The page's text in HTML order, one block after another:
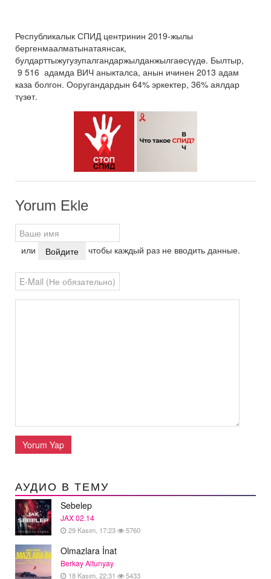
Республикалык СПИД центринин 2019-жылы
бергенмаалматынатаянсак,
булдарттыжугузупалгандаржылданжылгаөсүүдө. Былтыр,
9 516 адамда ВИЧ аныкталса, анын ичинен 2013 адам
каза болгон. Ооругандардын 64% эркектер, 36% аялдар
түзөт.
Yorum Ekle
или Войдите чтобы каждый раз не вводить данные.
Yorum Yap
АУДИО В ТЕМУ
Sebelep
JAX 02.14
29 Kasım, 17:23 5760
Olmazlara İnat
Berkay Altunyay
18 Kasım, 22:31 5433